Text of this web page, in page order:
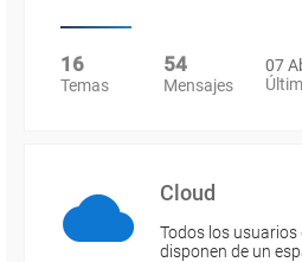
16
Temas
54
Mensajes
07
Cloud
Todos los usuarios
disponen de un